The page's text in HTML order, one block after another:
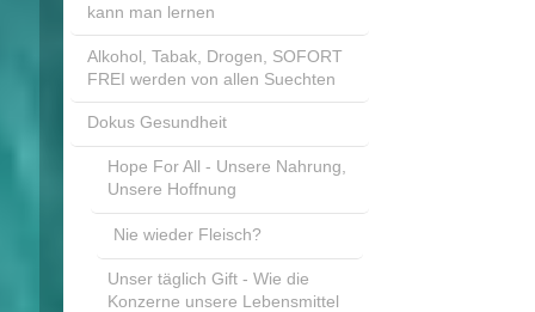
kann man lernen
Alkohol, Tabak, Drogen, SOFORT
FREI werden von allen Suechten
Dokus Gesundheit
Hope For All - Unsere Nahrung,
Unsere Hoffnung
Nie wieder Fleisch?
Unser täglich Gift - Wie die
Konzerne unsere Lebensmittel